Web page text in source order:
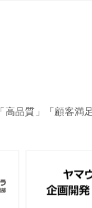
「高品質」「顧客満